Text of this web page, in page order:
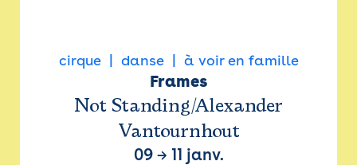
cirque danse à voir en famille
Frames
Not Standing/Alexander
Vantournhout
09→ 11 janv.